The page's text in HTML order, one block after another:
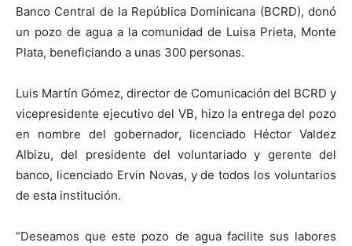
Banco Central de la República Dominicana (BCRD), donó
un pozo de agua a la comunidad de Luisa Prieta, Monte
Plata, beneficiando a unas 300 personas.
Luis Martín Gómez, director de Comunicación del BCRD y
vicepresidente ejecutivo del VB, hizo la entrega del pozo
en nombre del gobernador, licenciado Héctor Valdez
Albizu, del presidente del voluntariado y gerente del
banco, licenciado Ervin Novas, y de todos los voluntarios
de esta institución.
“Deseamos que este pozo de agua facilite sus labores